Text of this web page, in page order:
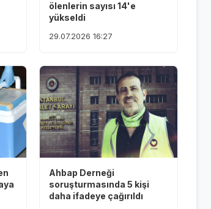
ölenlerin sayısı 14'e
yükseldi
29.07.2026 16:27
Ahbap Derneği
soruşturmasında 5 kişi
daha ifadeye çağırıldı